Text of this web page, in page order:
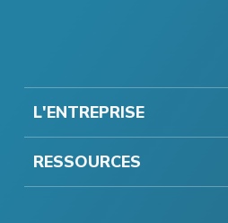
L'ENTREPRISE
RESSOURCES